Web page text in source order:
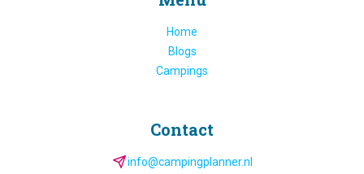
Home
Blogs
Campings
Contact
info@campingplanner.nl